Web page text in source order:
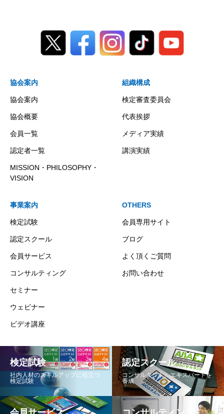
協会案内
協会案内
協会概要
会員一覧
認定者一覧
MISSION・PHILOSOPHY・
VISION
組織構成
検定審査委員会
代表挨拶
メディア実績
講演実績
事業案内
検定試験
認定スクール
会員サービス
コンサルティング
セミナー
ウェビナー
ビデオ講座
OTHERS
会員専用サイト
ブログ
よく頂くご質問
お問い合わせ
検定試験
社内人材のスキルアップに役立つ
検定試験
認定スクール
コンサルタント、エキスパートを
養成